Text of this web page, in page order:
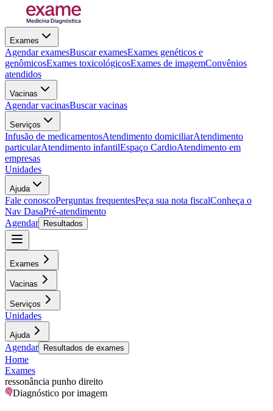
Exames
Agendar examesBuscar examesExames genéticos e
genômicosExames toxicológicosExames de imagemConvênios
atendidos
Vacinas
Agendar vacinasBuscar vacinas
Serviços
Infusão de medicamentosAtendimento domiciliarAtendimento
particularAtendimento infantilEspaço CardioAtendimento em
empresas
Unidades
Ajuda
Fale conoscoPerguntas frequentesPeça sua nota fiscalConheça o
Nav DasaPré-atendimento
Agendar
Resultados
Exames
Vacinas
Serviços
Unidades
Ajuda
Agendar Resultados de exames
Home
Exames
ressonância punho direito
Diagnóstico por imagem